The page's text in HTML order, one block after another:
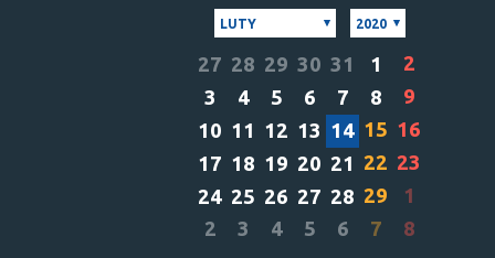
LUTY 2020
27 28 29 30 31 1
2
3
4 5 6 7 8
9
10 11 12 13 14 15 16
17 18 19 20 21 22 23
24 25 26 27 28 29
1
2
3 4 5 6 7 8